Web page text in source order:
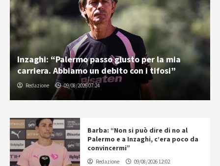
Inzaghi: “Palermo passo giusto per la mia
carriera. Abbiamo un debito con i tifosi”
Redazione 09/08/2026 07:24
Barba: “Non si può dire di no al
Palermo e a Inzaghi, c’era poco da
convincermi”
Redazione 09/08/2026 12:02